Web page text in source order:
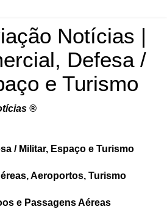
Notícias |
Defesa /
e Turismo
®
/ Militar, Espaço e Turismo
Aeroportos, Turismo
e Passagens Aéreas